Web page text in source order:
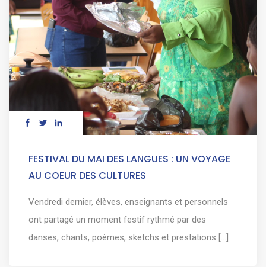
FESTIVAL DU MAI DES LANGUES : UN VOYAGE
AU COEUR DES CULTURES
Vendredi dernier, élèves, enseignants et personnels
ont partagé un moment festif rythmé par des
danses, chants, poèmes, sketchs et prestations [...]